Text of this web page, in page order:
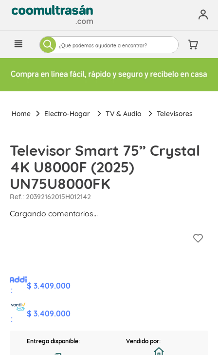
¿Qué podemos ayudarte a encontrar?
Electro-Hogar TV & Audio Televisores
Televisor Smart 75” Crystal
4K U8000F (2025)
UN75U8000FK
Ref.: 20392162015H012142
Cargando comentarios…
: $ 3.409.000
:
$ 3.409.000
Entrega disponible: Vendido por: